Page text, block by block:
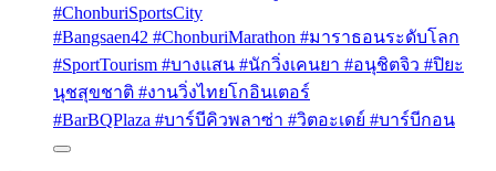
#ChonburiSportsCity
#Bangsaen42 #ChonburiMarathon #มาราธอนระดับโลก
#SportTourism #บางแสน #นักวิ่งเคนยา #อนุชิตจิว #ปิยะ
นุชสุขชาติ #งานวิ่งไทยโกอินเตอร์
#BarBQPlaza #บาร์บีคิวพลาซ่า #วิตอะเดย์ #บาร์บีกอน